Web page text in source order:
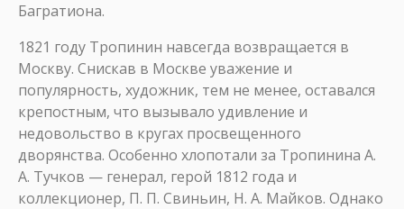
Багратиона.
1821 году Тропинин навсегда возвращается в
Москву. Снискав в Москве уважение и
популярность, художник, тем не менее, оставался
крепостным, что вызывало удивление и
недовольство в кругах просвещенного
дворянства. Особенно хлопотали за Тропинина А.
А. Тучков — генерал, герой 1812 года и
коллекционер, П. П. Свиньин, Н. А. Майков. Однако